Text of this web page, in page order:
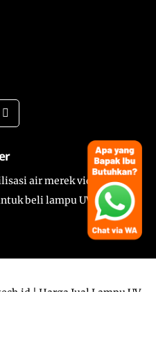
air merek viqua dan
beli lampu UV 8 GPM.
| Harga Jual Lampu UV